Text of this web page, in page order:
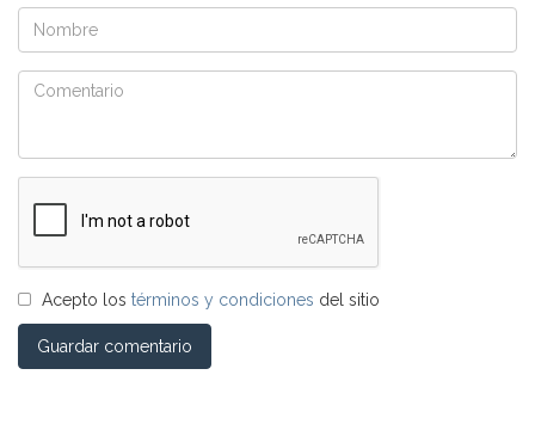
Acepto los términos y condiciones del sitio
Guardar comentario